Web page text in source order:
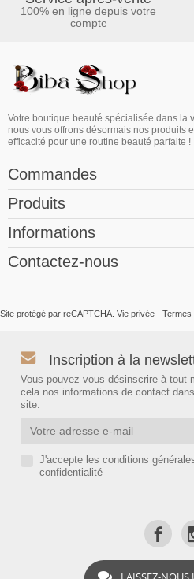
100% en ligne depuis votre
compte
Votre boutique beauté spécialisée dans la
nous vous offrons désormais nos produits
efficacité pour une routine beauté parfaite !
Commandes
Produits
Informations
Contactez-nous
Site protégé par reCAPTCHA. Vie privée - Termes
Inscription à la
Vous pouvez vous désinscrire à tout
cela nos informations de contact
site.
J'accepte les conditions
confidentialité